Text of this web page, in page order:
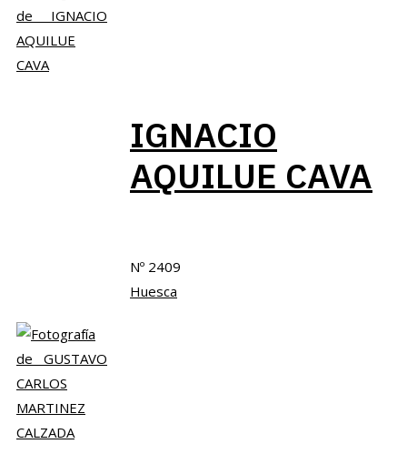
IGNACIO
AQUILUE CAVA
Nº 2409
Huesca